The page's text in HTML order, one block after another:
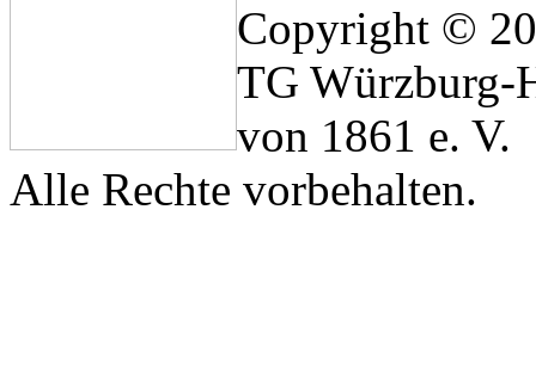
Copyright ©
TG Würzburg-
von 1861 e. V.
Alle Rechte vorbehalten.